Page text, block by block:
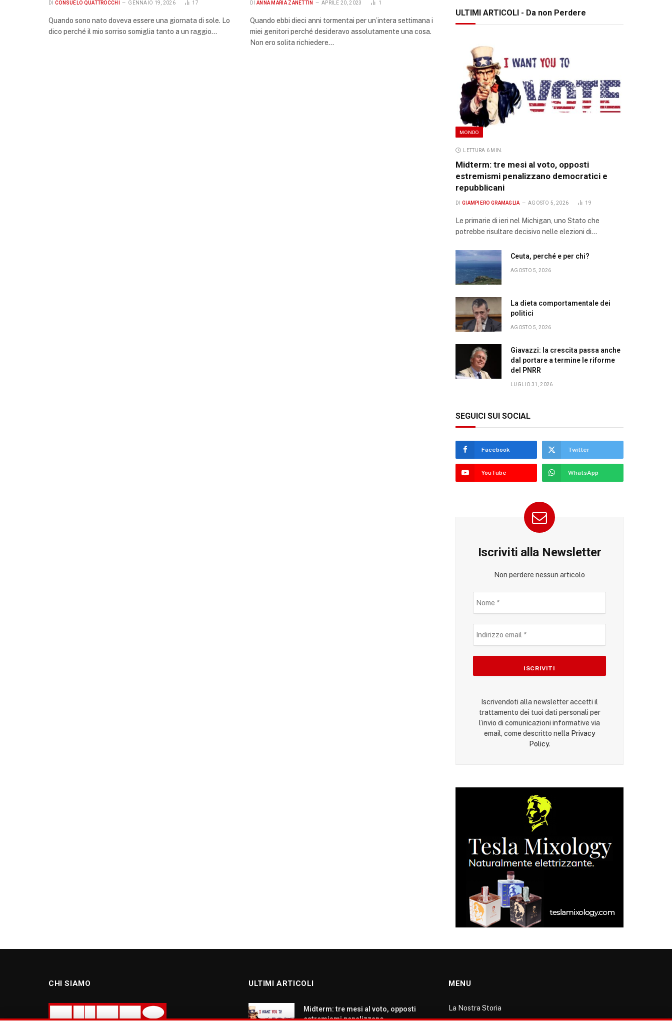
DI CONSUELO QUATTROCCHI GENNAIO 19, 2026 17
Quando sono nato doveva essere una giornata di sole. Lo
dico perché il mio sorriso somiglia tanto a un raggio…
DI ANNA MARIA ZANETTIN APRILE 20, 2023 1
Quando ebbi dieci anni tormentai per un’intera settimana i
miei genitori perché desideravo assolutamente una cosa.
Non ero solita richiedere…
ULTIMI ARTICOLI - Da non Perdere
MONDO
LETTURA 6 MIN.
Midterm: tre mesi al voto, opposti
estremismi penalizzano democratici e
repubblicani
DI GIAMPIERO GRAMAGLIA AGOSTO 5, 2026 19
Le primarie di ieri nel Michigan, uno Stato che
potrebbe risultare decisivo nelle elezioni di…
Ceuta, perché e per chi?
AGOSTO 5, 2026
La dieta comportamentale dei
politici
AGOSTO 5, 2026
Giavazzi: la crescita passa anche
dal portare a termine le riforme
del PNRR
LUGLIO 31, 2026
SEGUICI SUI SOCIAL
Facebook Twitter
YouTube WhatsApp
Iscriviti alla Newsletter
Non perdere nessun articolo
Iscrivendoti alla newsletter accetti il
trattamento dei tuoi dati personali per
l’invio di comunicazioni informative via
email, come descritto nella Privacy
Policy.
CHI SIAMO ULTIMI ARTICOLI
Midterm: tre mesi al voto, opposti
estremismi penalizzano
MENU
La Nostra Storia